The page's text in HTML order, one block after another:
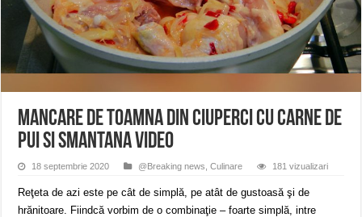
ANUNȚ OPRIRE APĂ în Reșița – avarie – 04.08.2026 – str. Văliugului și
ANUNŢ OPRIRE APĂ în CARANSEBEȘ – 04.08.2026 – avarie – Calea
Mancare de toamna din ciuperci cu carne de
pui si smantana VIDEO
18 septembrie 2020 @Breaking news ,Culinare 181 vizualizari
Reţeta de azi este pe cât de simplă, pe atât de gustoasă şi de
hrănitoare. Fiindcă vorbim de o combinaţie – foarte simplă, intre